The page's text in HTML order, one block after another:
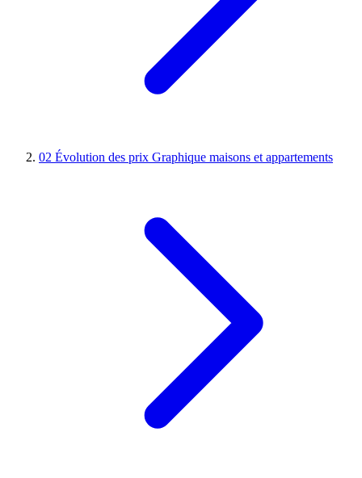
02 Évolution des prix Graphique maisons et appartements